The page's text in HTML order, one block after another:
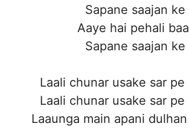
Sapane saajan ke
Aaye hai pehali
Sapane saajan ke
Laali chunar usake sar pe
Laali chunar usake sar pe
Laaunga main apani